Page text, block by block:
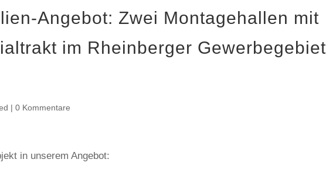
Angebot: Zwei Montagehallen mit
im Rheinberger Gewerbegebiet
|0 Kommentare
in unserem Angebot: